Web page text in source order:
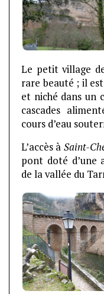
Le petit village
rare beauté ; il
et niché dans un
cascades
cours d’eau
L’accès à Saint-
pont doté d’une
de la vallée du